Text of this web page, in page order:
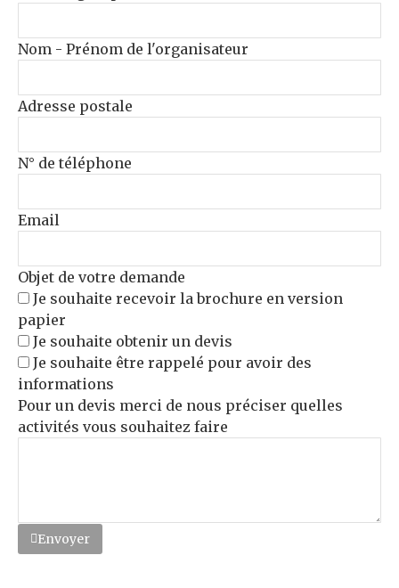
Nom - Prénom de l'organisateur
Adresse postale
N° de téléphone
Email
Objet de votre demande
Je souhaite recevoir la brochure en version
papier
Je souhaite obtenir un devis
Je souhaite être rappelé pour avoir des
informations
Pour un devis merci de nous préciser quelles
activités vous souhaitez faire
Envoyer